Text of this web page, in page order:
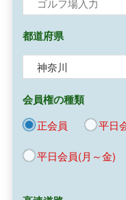
都道府県
会員権の種類
正会員 平日
平日会員(月～金)